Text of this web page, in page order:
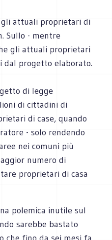
attuali proprietari di
Sullo - mentre
gli attuali proprietari
dal progetto elaborato.
di legge
di cittadini di
di case, quando
- solo rendendo
nei comuni più
numero di
proprietari di casa
polemica inutile sul
sarebbe bastato